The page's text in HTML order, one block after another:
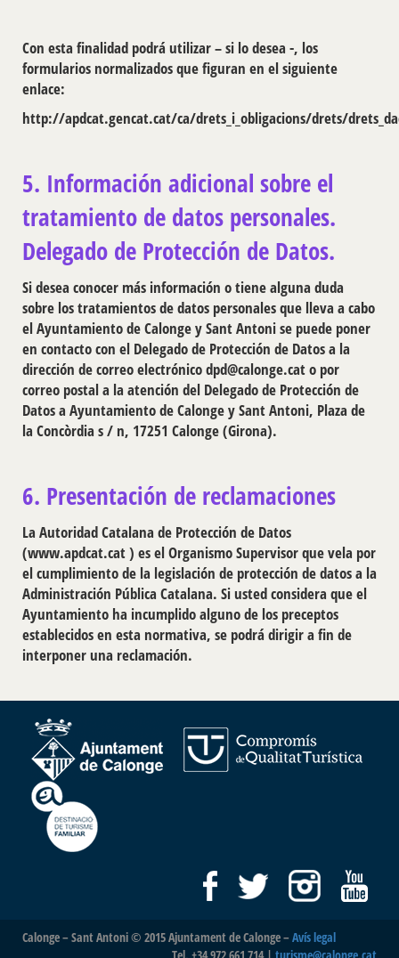
Con esta finalidad podrá utilizar – si lo desea -, los
formularios normalizados que figuran en el siguiente
enlace:
http://apdcat.gencat.cat/ca/drets_i_obligacions/drets/
5. Información adicional sobre el
tratamiento de datos personales.
Delegado de Protección de Datos.
Si desea conocer más información o tiene alguna duda
sobre los tratamientos de datos personales que lleva a cabo
el Ayuntamiento de Calonge y Sant Antoni se puede poner
en contacto con el Delegado de Protección de Datos a la
dirección de correo electrónico dpd@calonge.cat o por
correo postal a la atención del Delegado de Protección de
Datos a Ayuntamiento de Calonge y Sant Antoni, Plaza de
la Concòrdia s / n, 17251 Calonge (Girona).
6. Presentación de reclamaciones
La Autoridad Catalana de Protección de Datos
(www.apdcat.cat ) es el Organismo Supervisor que vela por
el cumplimiento de la legislación de protección de datos a la
Administración Pública Catalana. Si usted considera que el
Ayuntamiento ha incumplido alguno de los preceptos
establecidos en esta normativa, se podrá dirigir a fin de
interponer una reclamación.
Calonge – Sant Antoni © 2015 Ajuntament de Calonge – Avís legal